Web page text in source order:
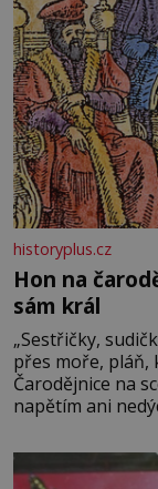
historyplus.cz
Hon na
sám král
„Sestřičky,
přes moře, pláň,
Čarodějnice na
napětím ani
Tragédii o
v roce 1603